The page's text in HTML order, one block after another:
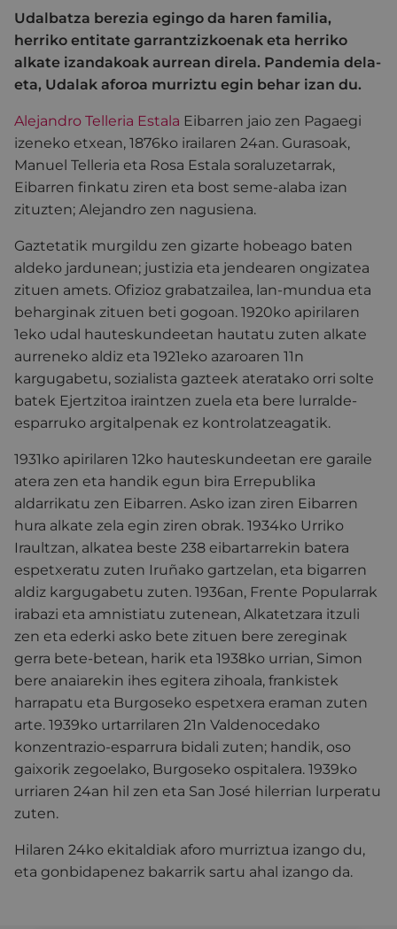
Udalbatza berezia egingo da haren familia,
herriko entitate garrantzizkoenak eta herriko
alkate izandakoak aurrean direla. Pandemia dela-
eta, Udalak aforoa murriztu egin behar izan du.
Alejandro Telleria Estala Eibarren jaio zen Pagaegi
izeneko etxean, 1876ko irailaren 24an. Gurasoak,
Manuel Telleria eta Rosa Estala soraluzetarrak,
Eibarren finkatu ziren eta bost seme-alaba izan
zituzten; Alejandro zen nagusiena.
Gaztetatik murgildu zen gizarte hobeago baten
aldeko jardunean; justizia eta jendearen ongizatea
zituen amets. Ofizioz grabatzailea, lan-mundua eta
beharginak zituen beti gogoan. 1920ko apirilaren
1eko udal hauteskundeetan hautatu zuten alkate
aurreneko aldiz eta 1921eko azaroaren 11n
kargugabetu, sozialista gazteek ateratako orri solte
batek Ejertzitoa iraintzen zuela eta bere lurralde-
esparruko argitalpenak ez kontrolatzeagatik.
1931ko apirilaren 12ko hauteskundeetan ere garaile
atera zen eta handik egun bira Errepublika
aldarrikatu zen Eibarren. Asko izan ziren Eibarren
hura alkate zela egin ziren obrak. 1934ko Urriko
Iraultzan, alkatea beste 238 eibartarrekin batera
espetxeratu zuten Iruñako gartzelan, eta bigarren
aldiz kargugabetu zuten. 1936an, Frente Popularrak
irabazi eta amnistiatu zutenean, Alkatetzara itzuli
zen eta ederki asko bete zituen bere zereginak
gerra bete-betean, harik eta 1938ko urrian, Simon
bere anaiarekin ihes egitera zihoala, frankistek
harrapatu eta Burgoseko espetxera eraman zuten
arte. 1939ko urtarrilaren 21n Valdenocedako
konzentrazio-esparrura bidali zuten; handik, oso
gaixorik zegoelako, Burgoseko ospitalera. 1939ko
urriaren 24an hil zen eta San José hilerrian lurperatu
zuten.
Hilaren 24ko ekitaldiak aforo murriztua izango du,
eta gonbidapenez bakarrik sartu ahal izango da.